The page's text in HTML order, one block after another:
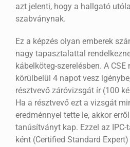
azt jelenti, hogy a hallgató
szabványnak.
Ez a képzés olyan emberek
nagy tapasztalattal
kábelköteg-szerelésben. A
körülbelül 4 napot vesz
résztvevő záróvizsgát ír (100
Ha a résztvevő ezt a vizsgát
eredménnyel tette le, akkor
tanúsítványt kap. Ezzel az IPC-
ként (Certified Standard